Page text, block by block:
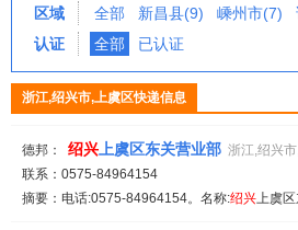
区域
全部 新昌县(9) 嵊州市(7)
认证
全部 已认证
浙江,绍兴市,上虞区快递信息
德邦： 绍兴 上虞区东关营业部 浙江,绍兴
联系：0575-84964154
摘要：电话:0575-84964154。名称:绍兴上虞